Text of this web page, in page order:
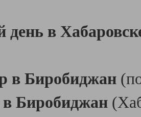
день в
в Биробиджан
Биробиджан